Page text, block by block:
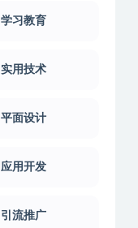
学习教育
实用技术
平面设计
应用开发
引流推广